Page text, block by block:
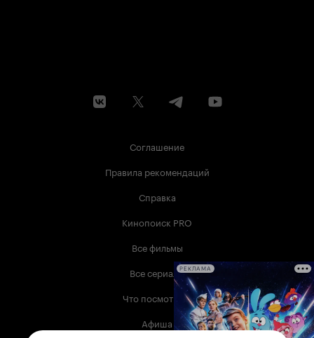
Соглашение
Правила рекомендаций
Справка
Кинопоиск PRO
Все фильмы
Все сериалы
Что посмотреть
Афиша
РЕКЛАМА